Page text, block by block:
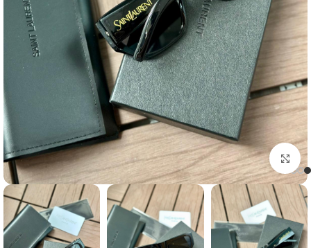
Click to enlarge